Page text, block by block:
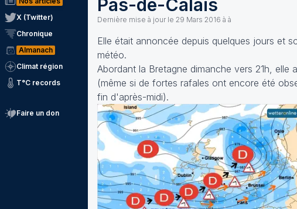
X (Twitter)
Chronique
Almanach
Climat région
T°C records
Faire un don
Pas-de-Calais
Dernière mise à jour le 29 Mars 2016 à à
Elle était annoncée depuis quelques jours et
météo.
Abordant la Bretagne dimanche vers 21h,
(même si de fortes rafales ont encore été
fin d'après-midi).